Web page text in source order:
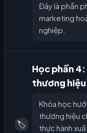
Đây là phần
marketing
nghiệp.
🏷️
Học phần
thương
Khóa học
thương hiệu
thực hành